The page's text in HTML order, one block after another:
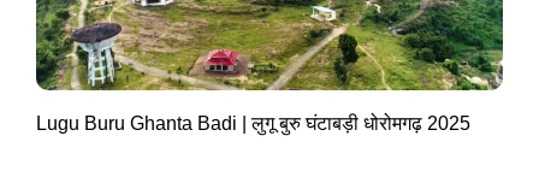
Lugu Buru Ghanta Badi | लुगू बुरु घंटाबड़ी धोरोमगढ़ 2025